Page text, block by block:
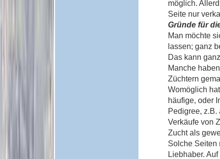
möglich.
Seite nur
Gründe für
Man möchte
lassen; ganz
Das kann
Manche
Züchtern
Womöglich
häufige, oder
Pedigree,
Verkäufe von
Zucht als
Solche Seiten
Liebhaber.